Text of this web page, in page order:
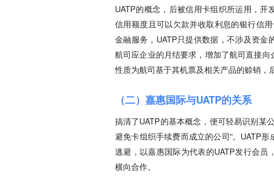
UATP的概念，后被信用卡组织所运用，
信用额度且可以欠款并收取利息的银行信
金融服务，UATP只提供数据，不涉及资金
航司应企业的月结要求，增加了航司直接
性质为航司基于其机票及相关产品的赊销，
（二）嘉惠国际与UATP的关系
搞清了UATP的基本概念，便可轻易识别某
避免卡组织手续费而成立的公司”。UATP
逃避，以嘉惠国际为代表的UATP发行会
横向合作。